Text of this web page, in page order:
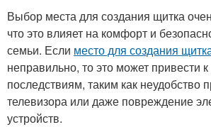
Выбор места для создания щитка
что это влияет на комфорт и
семьи. Если место для создания
неправильно, то это может привести
последствиям, таким как неудобство
телевизора или даже повреждение
устройств.